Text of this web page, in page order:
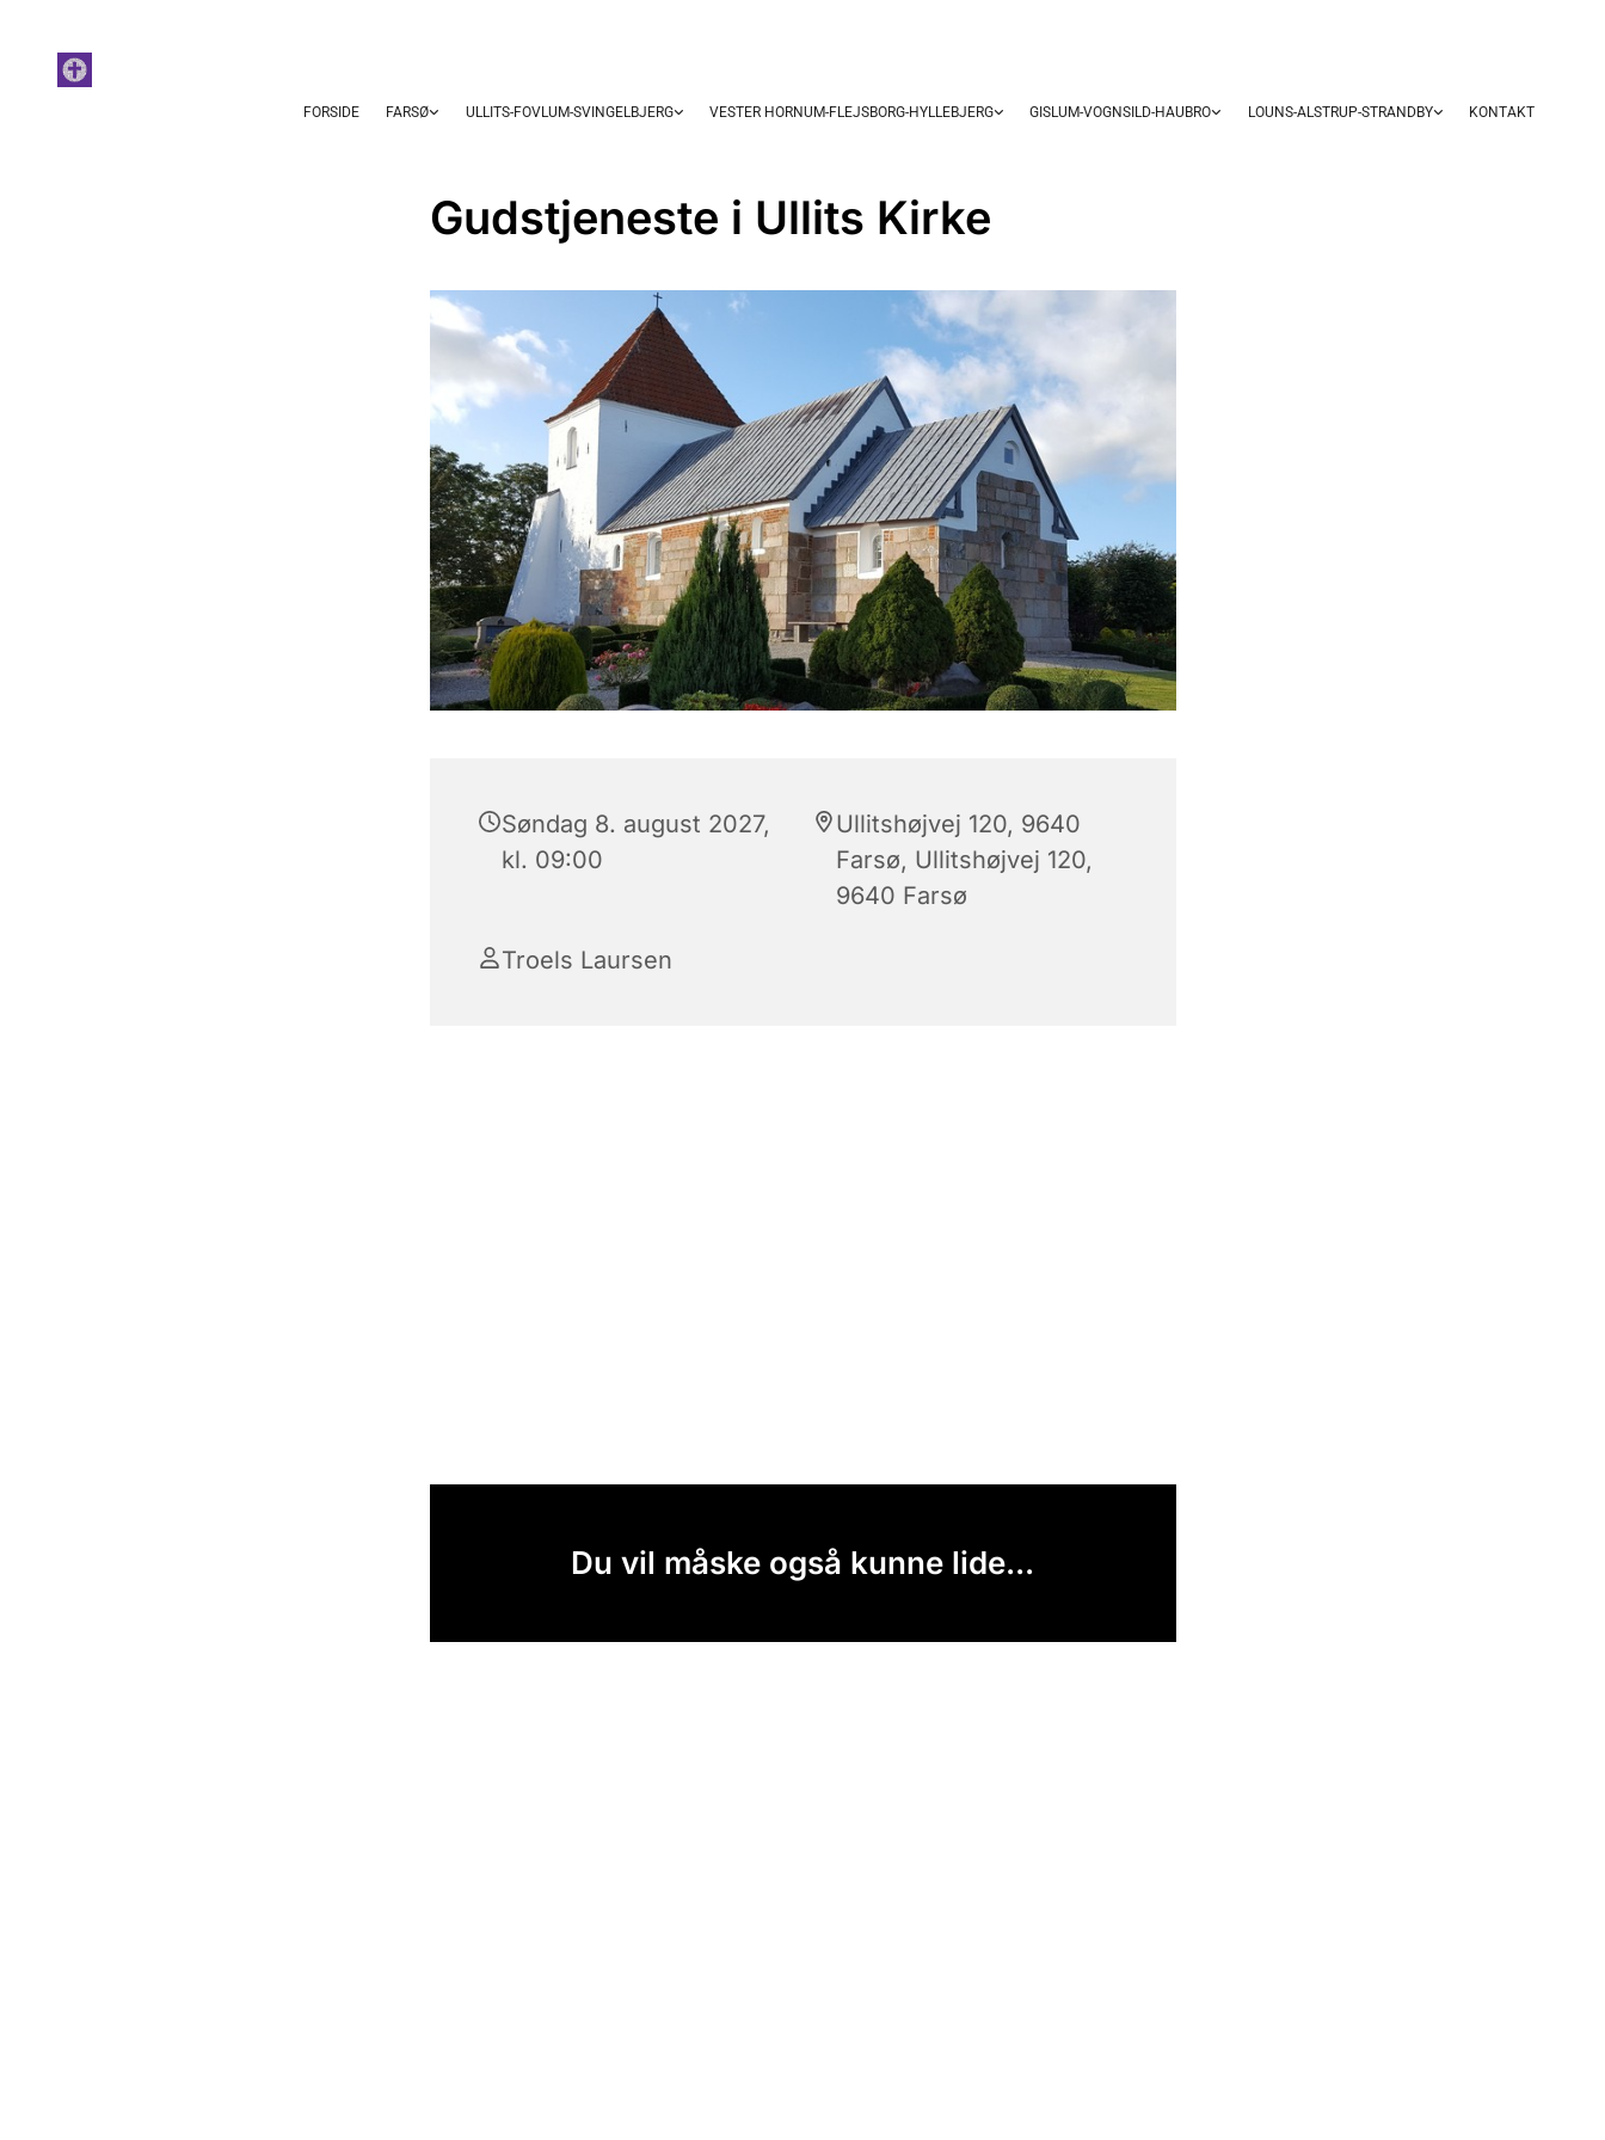
FORSIDE FARSØ ULLITS-FOVLUM-SVINGELBJERG VESTER HORNUM-FLEJSBORG-HYLLEBJERG GISLUM-VOGNSILD-HAUBRO LOUNS-ALSTRUP-STRANDBY KONTAKT
Gudstjeneste i Ullits Kirke
Søndag 8. august 2027,
kl. 09:00
Ullitshøjvej 120, 9640
Farsø, Ullitshøjvej 120,
9640 Farsø
Troels Laursen
Du vil måske også kunne lide...